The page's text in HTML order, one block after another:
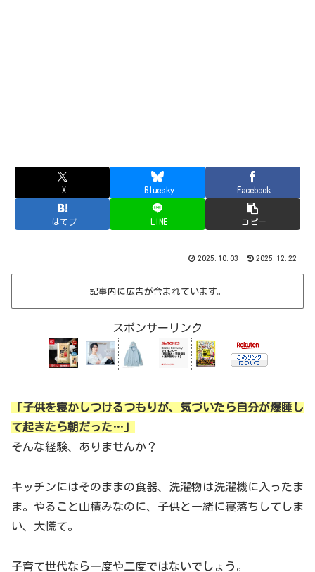
X Bluesky Facebook
はてブ LINE コピー
2025.10.03 2025.12.22
記事内に広告が含まれています。
スポンサーリンク
「子供を寝かしつけるつもりが、気づいたら自分が爆睡し
て起きたら朝だった…」
そんな経験、ありませんか？
キッチンにはそのままの食器、洗濯物は洗濯機に入ったま
ま。やること山積みなのに、子供と一緒に寝落ちしてしま
い、大慌て。
子育て世代なら一度や二度ではないでしょう。